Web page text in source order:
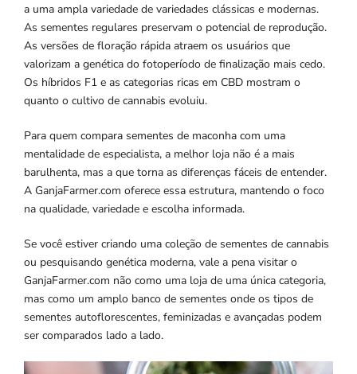
a uma ampla variedade de variedades clássicas e modernas.
As sementes regulares preservam o potencial de reprodução.
As versões de floração rápida atraem os usuários que
valorizam a genética do fotoperíodo de finalização mais cedo.
Os híbridos F1 e as categorias ricas em CBD mostram o
quanto o cultivo de cannabis evoluiu.
Para quem compara sementes de maconha com uma
mentalidade de especialista, a melhor loja não é a mais
barulhenta, mas a que torna as diferenças fáceis de entender.
A GanjaFarmer.com oferece essa estrutura, mantendo o foco
na qualidade, variedade e escolha informada.
Se você estiver criando uma coleção de sementes de cannabis
ou pesquisando genética moderna, vale a pena visitar o
GanjaFarmer.com não como uma loja de uma única categoria,
mas como um amplo banco de sementes onde os tipos de
sementes autoflorescentes, feminizadas e avançadas podem
ser comparados lado a lado.